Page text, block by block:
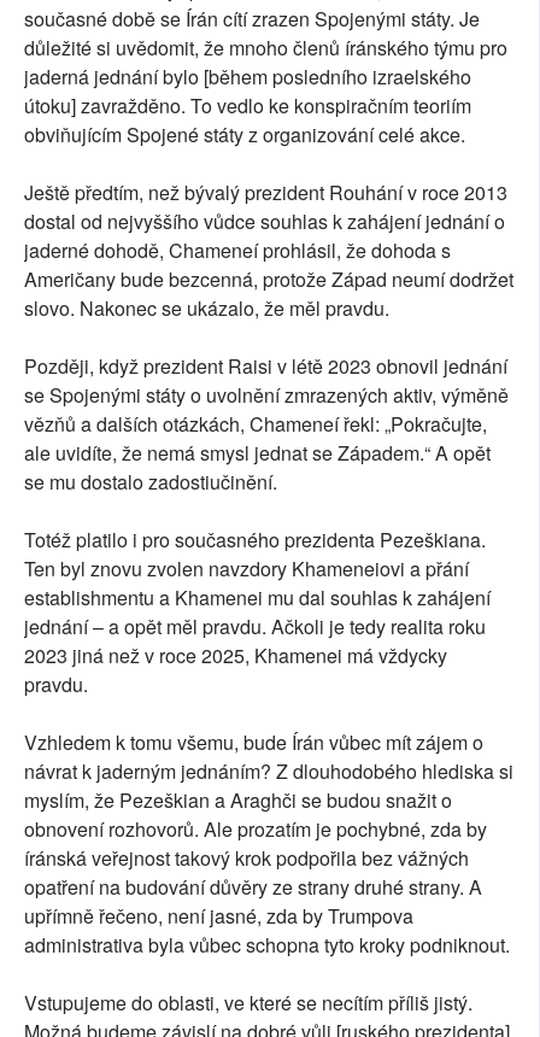
současné době se Írán cítí zrazen Spojenými státy. Je
důležité si uvědomit, že mnoho členů íránského týmu pro
jaderná jednání bylo [během posledního izraelského
útoku] zavražděno. To vedlo ke konspiračním teoriím
obviňujícím Spojené státy z organizování celé akce.
Ještě předtím, než bývalý prezident Rouhání v roce 2013
dostal od nejvyššího vůdce souhlas k zahájení jednání o
jaderné dohodě, Chameneí prohlásil, že dohoda s
Američany bude bezcenná, protože Západ neumí dodržet
slovo. Nakonec se ukázalo, že měl pravdu.
Později, když prezident Raisi v létě 2023 obnovil jednání
se Spojenými státy o uvolnění zmrazených aktiv, výměně
vězňů a dalších otázkách, Chameneí řekl: „Pokračujte,
ale uvidíte, že nemá smysl jednat se Západem.“ A opět
se mu dostalo zadostiučinění.
Totéž platilo i pro současného prezidenta Pezeškiana.
Ten byl znovu zvolen navzdory Khameneiovi a přání
establishmentu a Khamenei mu dal souhlas k zahájení
jednání – a opět měl pravdu. Ačkoli je tedy realita roku
2023 jiná než v roce 2025, Khamenei má vždycky
pravdu.
Vzhledem k tomu všemu, bude Írán vůbec mít zájem o
návrat k jaderným jednáním? Z dlouhodobého hlediska si
myslím, že Pezeškian a Araghči se budou snažit o
obnovení rozhovorů. Ale prozatím je pochybné, zda by
íránská veřejnost takový krok podpořila bez vážných
opatření na budování důvěry ze strany druhé strany. A
upřímně řečeno, není jasné, zda by Trumpova
administrativa byla vůbec schopna tyto kroky podniknout.
Vstupujeme do oblasti, ve které se necítím příliš jistý.